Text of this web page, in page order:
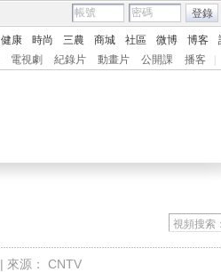
登錄
健康 時尚 三農 商城 社區 微博 博客
電視劇 紀錄片 動畫片 公開課 播客
| 來源： CNTV